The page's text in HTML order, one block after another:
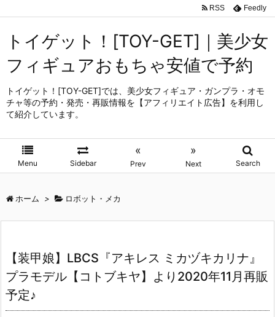
トイゲット！[TOY-GET]｜美少女
フィギュアおもちゃ安値で予約
トイゲット！[TOY-GET]では、美少女フィギュア・ガンプラ・オモ
チャ等の予約・発売・再販情報を【アフィリエイト広告】を利用し
て紹介しています。
Menu Sidebar
«
Prev
»
Next Search
RSS Feedly
ホーム > ロボット・メカ
【装甲娘】LBCS『アキレス ミカヅキカリナ』
プラモデル【コトブキヤ】より2020年11月再販
予定♪